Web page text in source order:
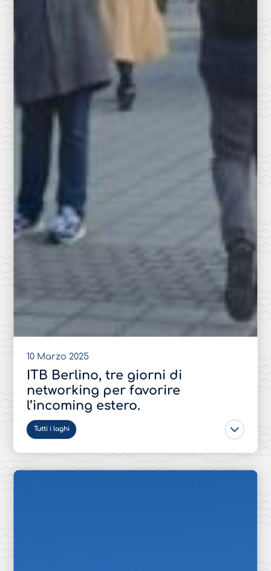
10 Marzo 2025
ITB Berlino, tre giorni di
networking per favorire
l’incoming estero.
Tutti i laghi